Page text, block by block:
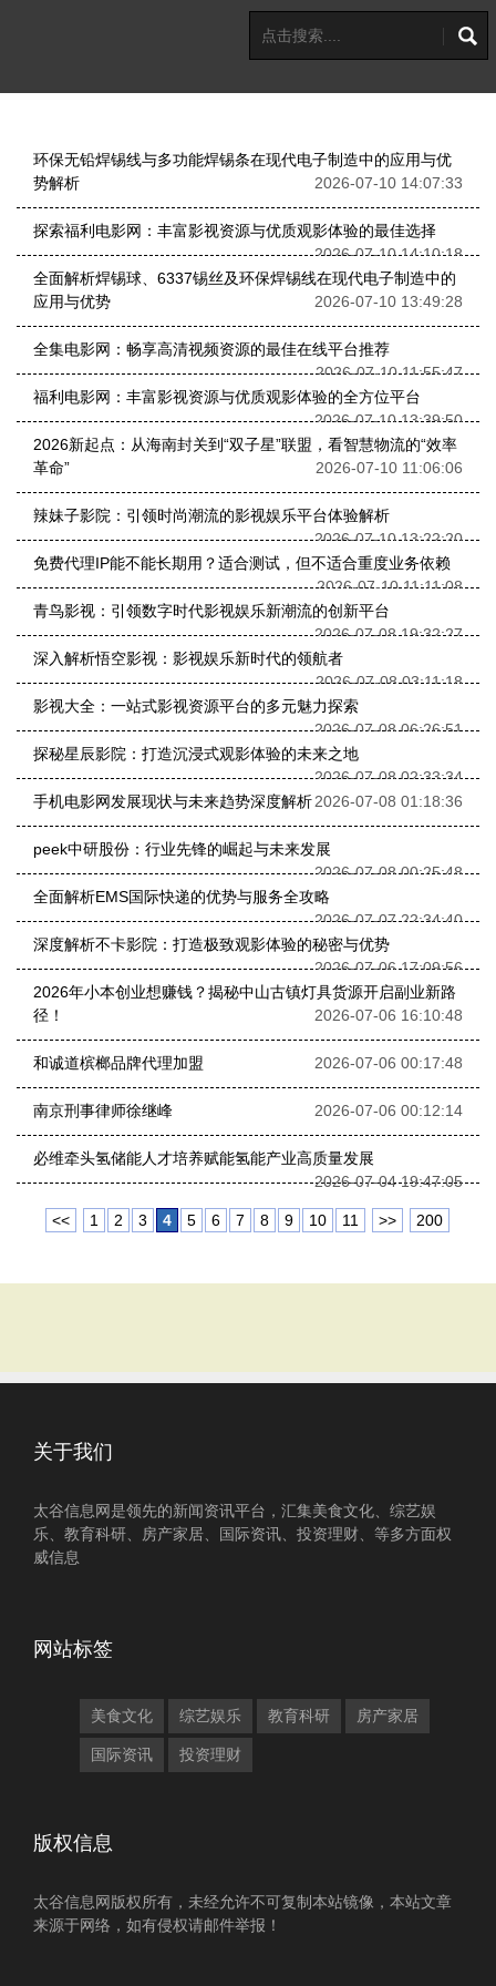
环保无铅焊锡线与多功能焊锡条在现代电子制造中的应用与优
势解析
2026-07-10 14:07:33
探索福利电影网：丰富影视资源与优质观影体验的最佳选择
2026-07-10 14:10:18
全面解析焊锡球、6337锡丝及环保焊锡线在现代电子制造中的
应用与优势
2026-07-10 13:49:28
全集电影网：畅享高清视频资源的最佳在线平台推荐
2026-07-10 11:55:47
福利电影网：丰富影视资源与优质观影体验的全方位平台
2026-07-10 13:39:50
2026新起点：从海南封关到“双子星”联盟，看智慧物流的“效率
革命”
2026-07-10 11:06:06
辣妹子影院：引领时尚潮流的影视娱乐平台体验解析
2026-07-10 13:22:20
免费代理IP能不能长期用？适合测试，但不适合重度业务依赖
2026-07-10 11:11:08
青鸟影视：引领数字时代影视娱乐新潮流的创新平台
2026-07-08 19:32:27
深入解析悟空影视：影视娱乐新时代的领航者
2026-07-08 03:11:18
影视大全：一站式影视资源平台的多元魅力探索
2026-07-08 06:26:51
探秘星辰影院：打造沉浸式观影体验的未来之地
2026-07-08 02:33:34
手机电影网发展现状与未来趋势深度解析2026-07-08 01:18:36
peek中研股份：行业先锋的崛起与未来发展
2026-07-08 00:25:48
全面解析EMS国际快递的优势与服务全攻略
2026-07-07 22:34:40
深度解析不卡影院：打造极致观影体验的秘密与优势
2026-07-06 17:09:56
2026年小本创业想赚钱？揭秘中山古镇灯具货源开启副业新路
径！
2026-07-06 16:10:48
和诚道槟榔品牌代理加盟 2026-07-06 00:17:48
南京刑事律师徐继峰 2026-07-06 00:12:14
必维牵头氢储能人才培养赋能氢能产业高质量发展
2026-07-04 19:47:05
<< 1 2 3 4 5 6 7 8 9 10 11 >> 200
关于我们
太谷信息网是领先的新闻资讯平台，汇集美食文化、综艺娱
乐、教育科研、房产家居、国际资讯、投资理财、等多方面权
威信息
网站标签
美食文化 综艺娱乐 教育科研 房产家居
国际资讯 投资理财
版权信息
太谷信息网版权所有，未经允许不可复制本站镜像，本站文章
来源于网络，如有侵权请邮件举报！